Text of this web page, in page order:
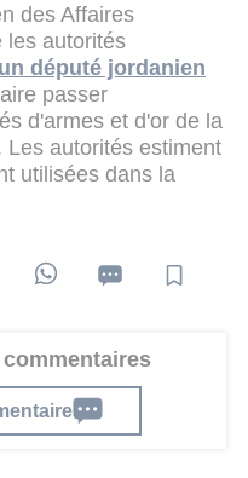
des Affaires
les autorités
député jordanien
passer
d'armes et d'or de la
autorités estiment
utilisées dans la